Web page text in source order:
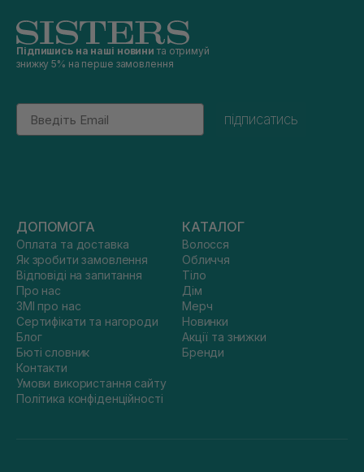
Підпишись на наші новини та отримуй
знижку 5% на перше замовлення
Email
підписатись
ДОПОМОГА
Оплата та доставка
Як зробити замовлення
Відповіді на запитання
Про нас
ЗМІ про нас
Сертифікати та нагороди
Блог
Бюті словник
Контакти
Умови використання сайту
Політика конфіденційності
КАТАЛОГ
Волосся
Обличчя
Тіло
Дім
Мерч
Новинки
Акції та знижки
Бренди